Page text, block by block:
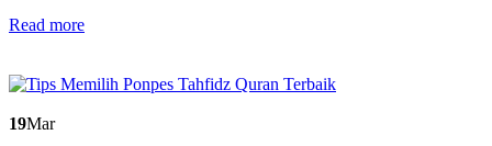
Read more
19Mar